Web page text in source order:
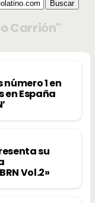
Carrión"
1 en
en España
su
Vol.2»